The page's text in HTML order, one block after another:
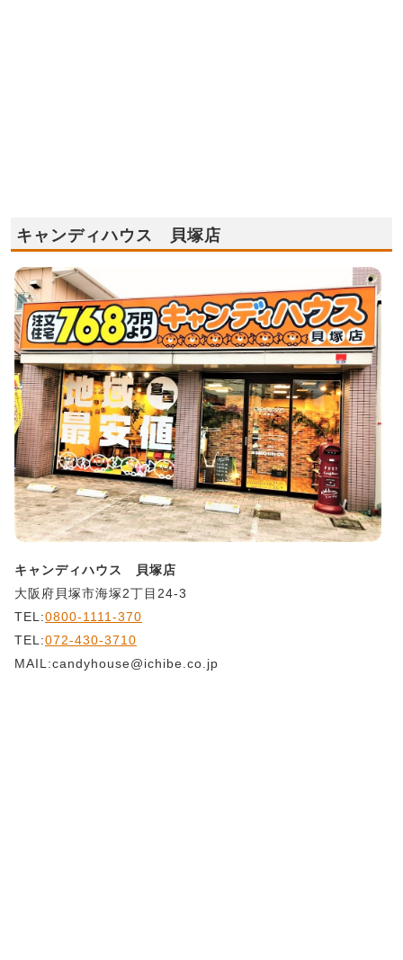
キャンディハウス 貝塚店
キャンディハウス 貝塚店
大阪府貝塚市海塚2丁目24-3
TEL:0800-1111-370
TEL:072-430-3710
MAIL:candyhouse@ichibe.co.jp